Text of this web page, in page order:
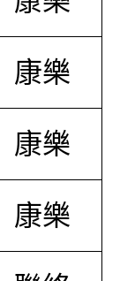
康樂
康樂
康樂